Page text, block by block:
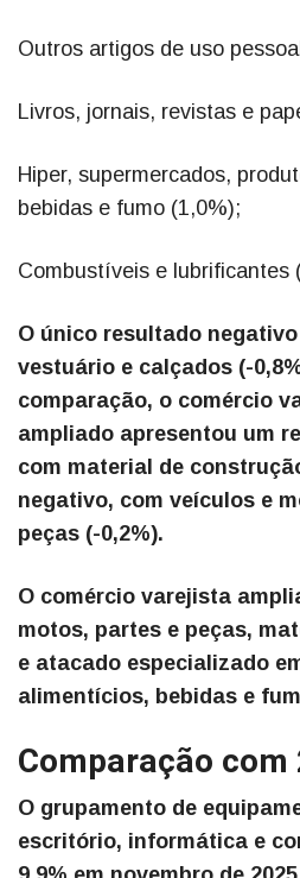
Outros artigos de uso
Livros, jornais, revistas e
Hiper, supermercados,
bebidas e fumo (1,0%);
Combustíveis e lubrificantes
O único resultado
vestuário e calçados (-
comparação, o comércio
ampliado apresentou um
com material de
negativo, com veículos e
peças (-0,2%).
O comércio varejista
motos, partes e peças,
e atacado especializado
alimentícios, bebidas e
Comparação com
O grupamento de
escritório, informática e